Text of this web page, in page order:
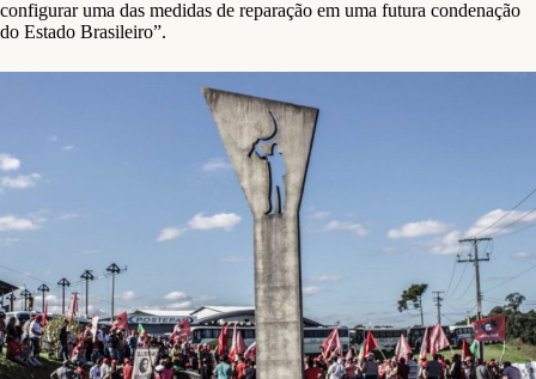
configurar uma das medidas de reparação em uma futura condenação
do Estado Brasileiro”.